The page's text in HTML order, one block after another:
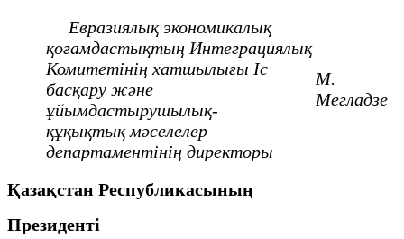
Евразиялық экономикалық
қоғамдастықтың Интеграциялық
Комитетінің хатшылығы Іс
басқару және
ұйымдастырушылық-
құқықтық мәселелер
департаментінің директоры
М.
Мегладзе
Қазақстан Республикасының
Президенті